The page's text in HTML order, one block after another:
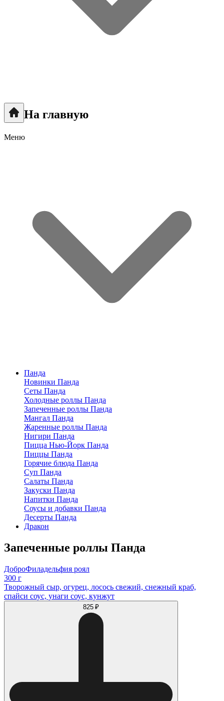
На главную
Меню
Панда
Новинки Панда
Сеты Панда
Холодные роллы Панда
Запеченные роллы Панда
Мангал Панда
Жаренные роллы Панда
Нигири Панда
Пицца Нью-Йорк Панда
Пиццы Панда
Горячие блюда Панда
Суп Панда
Салаты Панда
Закуски Панда
Напитки Панда
Соусы и добавки Панда
Десерты Панда
Дракон
Запеченные роллы Панда
ДоброФиладельфия роял
300 г
Творожный сыр, огурец, лосось свежий, снежный краб,
спайси соус, унаги соус, кунжут
825 ₽